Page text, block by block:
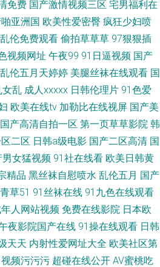
免费 国产激情视频三区 宅男福利在
亚洲国 欧美性爱密臀 疯狂少妇喷
伦免费观看 偷拍草草草 97狠狠插
视频网址 午夜99 91日逼视频 国产
乱伦五月天婷婷 美腿丝袜在线观看 国
女乱 成人xxxxx 日韩伦理片 91色爱
欧美在线tv 加勒比在线视屏 国产美
国产高清自拍一区 第一页草草影院 韩
二区 日韩a级电影 国产二区高清 国
男女猛视频 91社在线看 欧美日韩黄
精品 黑丝袜自慰喷水 乱伦五月 国产
草51 91丝袜在线 91九色在线观看
人网站视频 免费在线影院 日本欧
夜影院国产在线 91操在线观看 日韩
天天 内射性爱网址大全 欧美社区第
频污污污 超碰在线公开 AV蜜桃吃